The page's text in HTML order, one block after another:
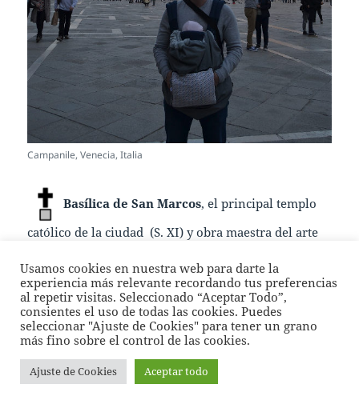
Campanile, Venecia, Italia
Basílica de San Marcos, el principal templo
católico de la ciudad (S. XI) y obra maestra del arte
las más bonitas del mundo (y además gratuita):
Usamos cookies en nuestra web para darte la
experiencia más relevante recordando tus preferencias
al repetir visitas. Seleccionado “Aceptar Todo”,
consientes el uso de todas las cookies. Puedes
seleccionar "Ajuste de Cookies" para tener un grano
más fino sobre el control de las cookies.
Ajuste de Cookies Aceptar todo